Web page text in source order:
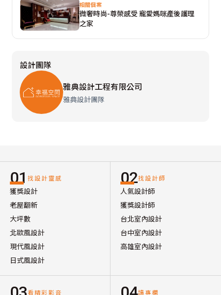
相關個案
微奢時尚-尊榮感受 寵愛媽咪產後護理
之家
設計團隊
雅典設計工程有限公司
雅典設計團隊
01 找設計靈感
獲獎設計
老屋翻新
大坪數
北歐風設計
現代風設計
日式風設計
02找設計師
人氣設計師
獲獎設計師
台北室內設計
台中室內設計
高雄室內設計
看精彩影音 讀專欄